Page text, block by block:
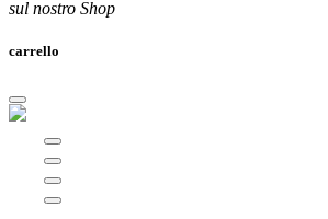
sul nostro Shop
carrello